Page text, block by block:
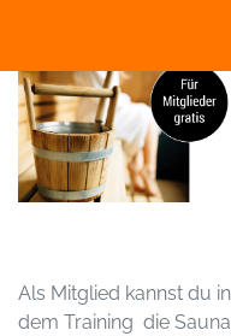
Als Mitglied kannst du
dem Training die